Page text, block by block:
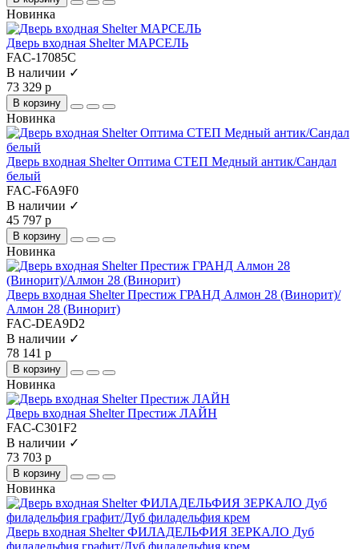
Новинка
Дверь входная Shelter МАРСЕЛЬ
FAC-17085C
В наличии ✓
73 329 р
В корзину
Новинка
Дверь входная Shelter Оптима СТЕП Медный антик/Сандал
белый
FAC-F6A9F0
В наличии ✓
45 797 р
В корзину
Новинка
Дверь входная Shelter Престиж ГРАНД Алмон 28 (Винорит)/
Алмон 28 (Винорит)
FAC-DEA9D2
В наличии ✓
78 141 р
В корзину
Новинка
Дверь входная Shelter Престиж ЛАЙН
FAC-C301F2
В наличии ✓
73 703 р
В корзину
Новинка
Дверь входная Shelter ФИЛАДЕЛЬФИЯ ЗЕРКАЛО Дуб